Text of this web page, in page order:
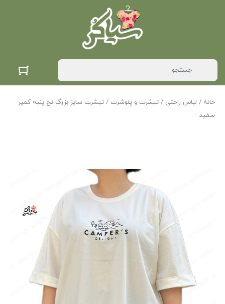
خانه / لباس راحتی / تیشرت و پلوشرت / تیشرت سایز بزرگ نخ پنبه کمپر
سفید